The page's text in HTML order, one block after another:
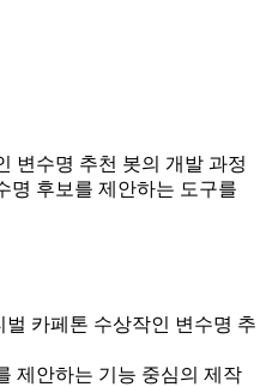
변수명 추천 봇의 개발 과정
명 후보를 제안하는 도구를
카페톤 수상작인 변수명 추
제안하는 기능 중심의 제작